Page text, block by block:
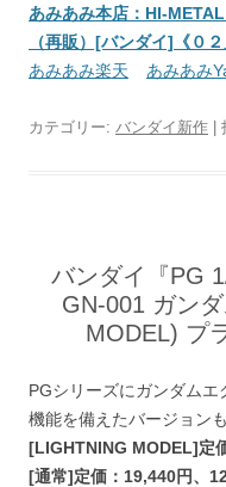
あみあみ本店：HI-
（再販）[バンダイ]《０２
あみあみ楽天
あみあみ
カテゴリー: バンダイ新作 |
バンダイ『PG
GN-001 ガン
MODEL) プ
PGシリーズにガンダム
機能を備えたバージョンも
[LIGHTNING MODEL]定
[通常]定価：19,440円、12